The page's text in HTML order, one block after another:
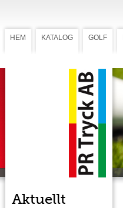
HEM KATALOG GOLF
Aktuellt